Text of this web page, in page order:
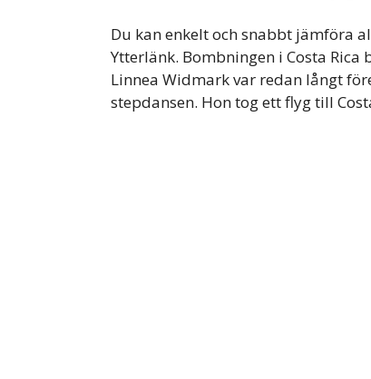
Du kan enkelt och snabbt jämföra
Ytterlänk. Bombningen i Costa
Linnea Widmark var redan långt
stepdansen. Hon tog ett flyg till